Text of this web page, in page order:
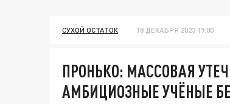
СУХОЙ ОСТАТОК 18 ДЕКАБРЯ 2023 19:00
ПРОНЬКО: МАССОВАЯ
АМБИЦИОЗНЫЕ УЧЁНЫЕ